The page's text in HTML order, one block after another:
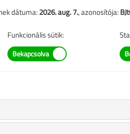
dátuma:2026. aug. 7., azonosítója:
Funkcionális sütik: